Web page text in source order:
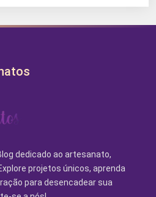
dedicado ao artesanato,
projetos únicos, aprenda
para desencadear sua